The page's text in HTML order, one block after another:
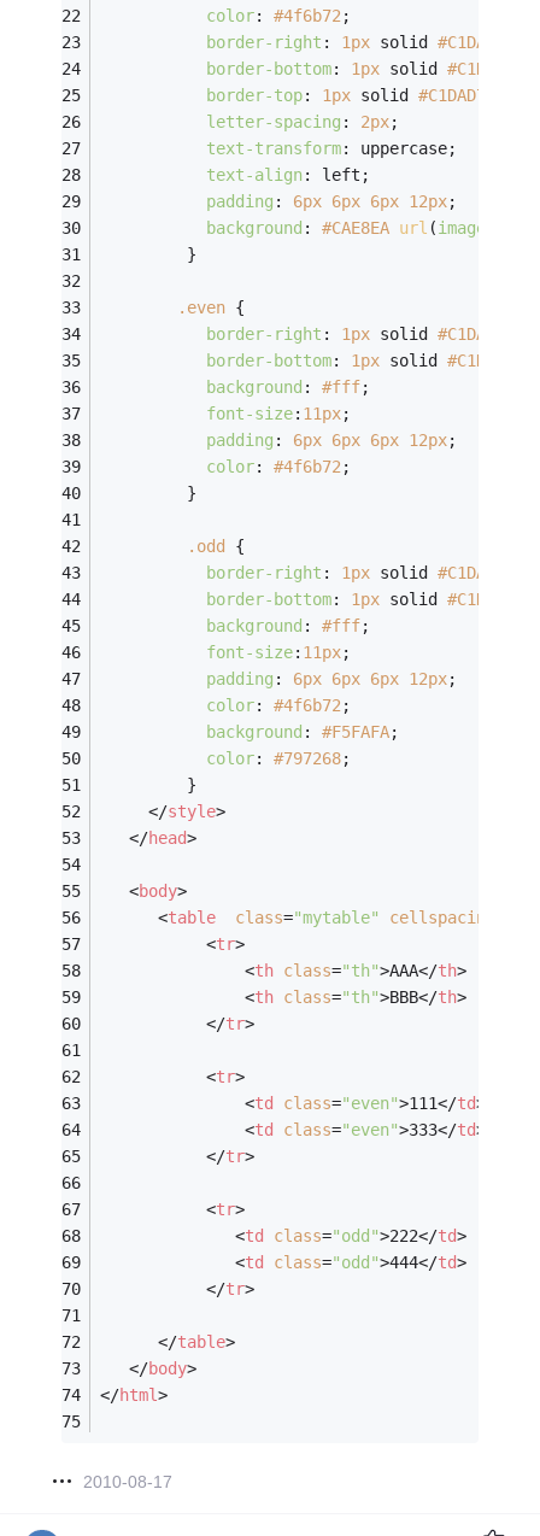
color: #4f6b72 ;
border-right : 1px solid #C1DAD7
border-bottom: 1px solid #C1DAD7
border-top: 1px solid #C1DAD7
letter-spacing : 2px;
text-transform: uppercase;
text-align: left;
padding : 6px 6px 6px 12px;
background : #CAE8EA url (images/
         }
.even {
border-right : 1px solid #C1DAD7
border-bottom: 1px solid #C1DAD7
background : #fff;
font-size: 11px;
padding : 6px 6px 6px 12px;
color: #4f6b72 ;
         }
.odd {
border-right : 1px solid #C1DAD7
border-bottom: 1px solid #C1DAD7
background : #fff;
font-size: 11px;
padding : 6px 6px 6px 12px;
color: #4f6b72 ;
background : #F5FAFA;
color: #797268;
         }
</style>
</head>
<body>
<table class="mytable" cellspacing
<tr>
<th class="th">AAA</th>
<th class="th">BBB</th>
</tr>
<tr>
<td class="even">111</td>
<td class="even">333</td>
</tr>
<tr>
<td class="odd">222</td>
<td class="odd">444</td>
</tr>
</table>
</body>
</html>
2010-08-17